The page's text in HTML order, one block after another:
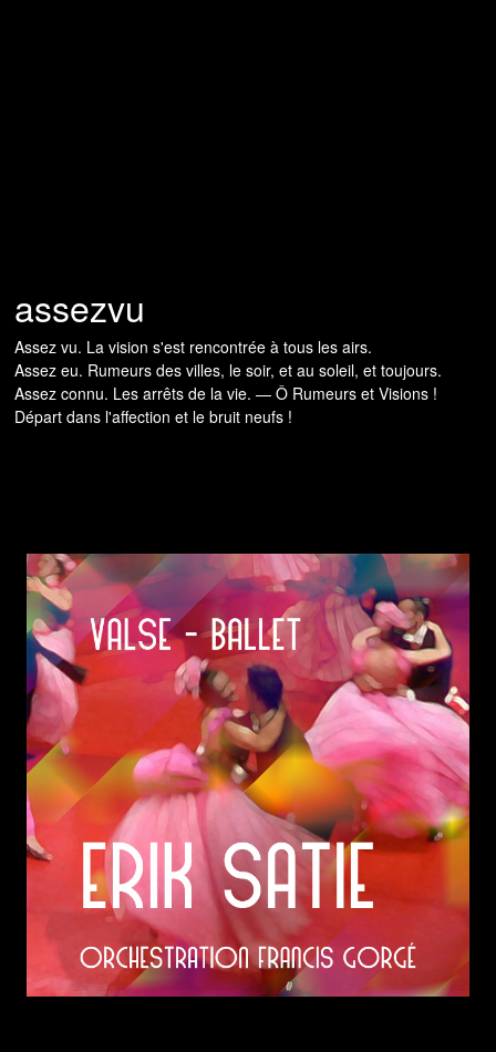
assezvu
Assez vu. La vision s'est rencontrée à tous les airs.
Assez eu. Rumeurs des villes, le soir, et au soleil, et toujours.
Assez connu. Les arrêts de la vie. — Ô Rumeurs et Visions !
Départ dans l'affection et le bruit neufs !